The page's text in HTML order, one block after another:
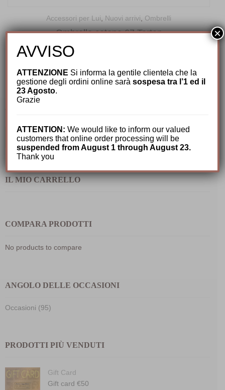
Accessori per Lui, Nuovi arrivi, Ombrelli
Ombrello cotone 67 Tartan
Cerca:
IL MIO CARRELLO
COMPARA PRODOTTI
No products to compare
ANGOLO DELLE OCCASIONI
Occasioni (95)
PRODOTTI PIÙ VENDUTI
Gift Card
Gift card €50
AVVISO
ATTENZIONE Si informa la gentile clientela che la
gestione degli ordini online saràsospesa tra l’1 ed il
23 Agosto.
Grazie
ATTENTION: We would like to inform our valued
customers that online order processing will be
suspended from August 1 through August 23.
Thank you
×